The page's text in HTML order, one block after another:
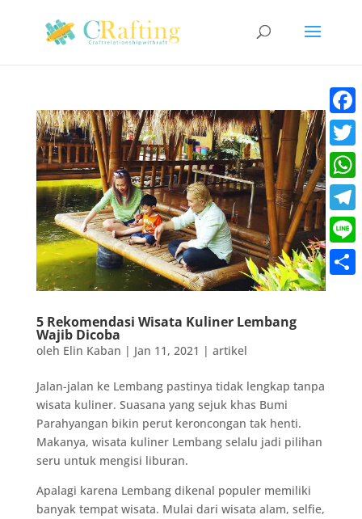
5 Rekomendasi Wisata Kuliner Lembang
Wajib Dicoba
oleh Elin Kaban | Jan 11, 2021 | artikel
Jalan-jalan ke Lembang pastinya tidak lengkap tanpa
wisata kuliner. Suasana yang sejuk khas Bumi
Parahyangan bikin perut keroncongan tak henti.
Makanya, wisata kuliner Lembang selalu jadi pilihan
seru untuk mengisi liburan.
Apalagi karena Lembang dikenal populer memiliki
banyak tempat wisata. Mulai dari wisata alam, selfie,
Line